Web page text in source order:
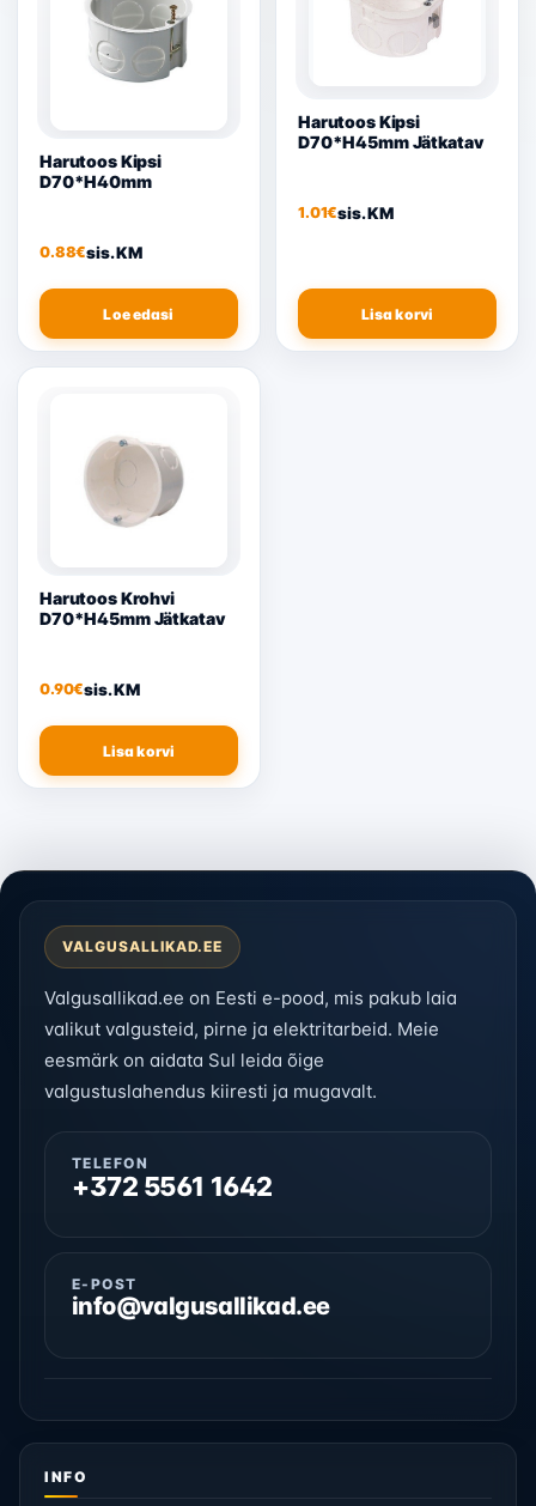
Harutoos Kipsi
D70*H40mm
0.88€sis. KM
Loe edasi
Harutoos Kipsi
D70*H45mm Jätkatav
1.01€sis. KM
Lisa korvi
Harutoos Krohvi
D70*H45mm Jätkatav
0.90€sis. KM
Lisa korvi
VALGUSALLIKAD.EE
Valgusallikad.ee on Eesti e-pood, mis pakub laia
valikut valgusteid, pirne ja elektritarbeid. Meie
eesmärk on aidata Sul leida õige
valgustuslahendus kiiresti ja mugavalt.
TELEFON
+372 5561 1642
E-POST
info@valgusallikad.ee
INFO